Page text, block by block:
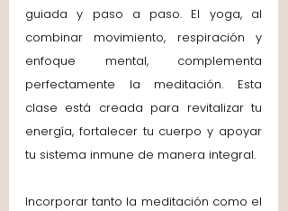
guiada y paso a paso. El yoga, al
combinar movimiento, respiración y
enfoque mental, complementa
perfectamente la meditación. Esta
clase está creada para revitalizar tu
energía, fortalecer tu cuerpo y apoyar
tu sistema inmune de manera integral.
Incorporar tanto la meditación como el